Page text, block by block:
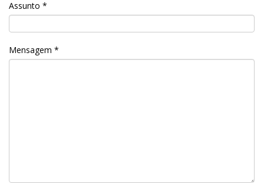
Assunto *
Mensagem *